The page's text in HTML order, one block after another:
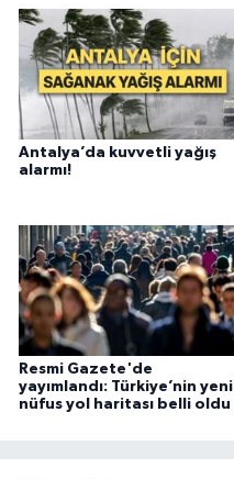
Antalya’da kuvvetli yağış
alarmı!
Resmi Gazete'de
yayımlandı: Türkiye’nin yeni
nüfus yol haritası belli oldu